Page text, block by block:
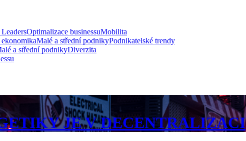
Optimalizace businessuMobilita
Malé a střední podnikyPodnikatelské trendy
a střední podnikyDiverzita
JE V DECENTRALIZACI